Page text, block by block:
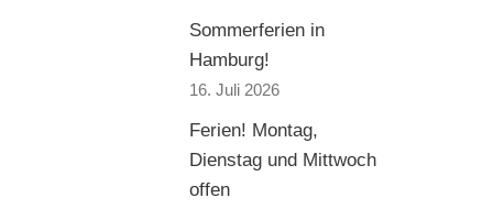
Sommerferien in
Hamburg!
16. Juli 2026
Ferien! Montag,
Dienstag und Mittwoch
offen